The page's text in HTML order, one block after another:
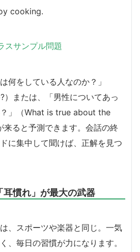
cooking.
スサンプル問題
何をしている人なのか？」
）または、「男性についてあっ
」（What is true about the
来ると予測できます。会話の終
に集中して聞けば、正解を見つ
慣れ」が最大の武器
、スポーツや楽器と同じ。一気
、毎日の習慣が力になります。